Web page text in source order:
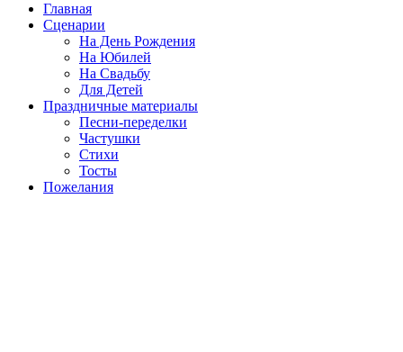
Главная
Сценарии
На День Рождения
На Юбилей
На Свадьбу
Для Детей
Праздничные материалы
Песни-переделки
Частушки
Стихи
Тосты
Пожелания